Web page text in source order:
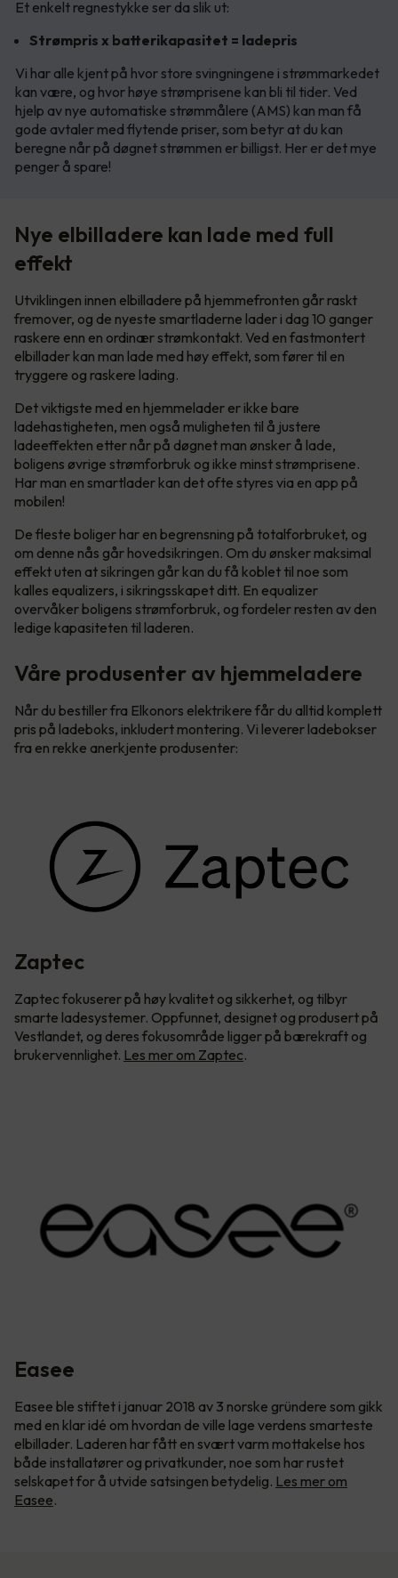
Et enkelt regnestykke ser da slik ut:
Strømpris x batterikapasitet = ladepris
Vi har alle kjent på hvor store svingningene i strømmarkedet
kan være, og hvor høye strømprisene kan bli til tider. Ved
hjelp av nye automatiske strømmålere (AMS) kan man få
gode avtaler med flytende priser, som betyr at du kan
beregne når på døgnet strømmen er billigst. Her er det mye
penger å spare!
Nye elbilladere kan lade med full
effekt
Utviklingen innen elbilladere på hjemmefronten går raskt
fremover, og de nyeste smartladerne lader i dag 10 ganger
raskere enn en ordinær strømkontakt. Ved en fastmontert
elbillader kan man lade med høy effekt, som fører til en
tryggere og raskere lading.
Det viktigste med en hjemmelader er ikke bare
ladehastigheten, men også muligheten til å justere
ladeeffekten etter når på døgnet man ønsker å lade,
boligens øvrige strømforbruk og ikke minst strømprisene.
Har man en smartlader kan det ofte styres via en app på
mobilen!
De fleste boliger har en begrensning på totalforbruket, og
om denne nås går hovedsikringen. Om du ønsker maksimal
effekt uten at sikringen går kan du få koblet til noe som
kalles equalizers, i sikringsskapet ditt. En equalizer
overvåker boligens strømforbruk, og fordeler resten av den
ledige kapasiteten til laderen.
Våre produsenter av hjemmeladere
Når du bestiller fra Elkonors elektrikere får du alltid komplett
pris på ladeboks, inkludert montering. Vi leverer ladebokser
fra en rekke anerkjente produsenter:
Zaptec
Zaptec fokuserer på høy kvalitet og sikkerhet, og tilbyr
smarte ladesystemer. Oppfunnet, designet og produsert på
Vestlandet, og deres fokusområde ligger på bærekraft og
brukervennlighet. Les mer om Zaptec.
Easee
Easee ble stiftet i januar 2018 av 3 norske gründere som gikk
med en klar idé om hvordan de ville lage verdens smarteste
elbillader. Laderen har fått en svært varm mottakelse hos
både installatører og privatkunder, noe som har rustet
selskapet for å utvide satsingen betydelig. Les mer om
Easee.